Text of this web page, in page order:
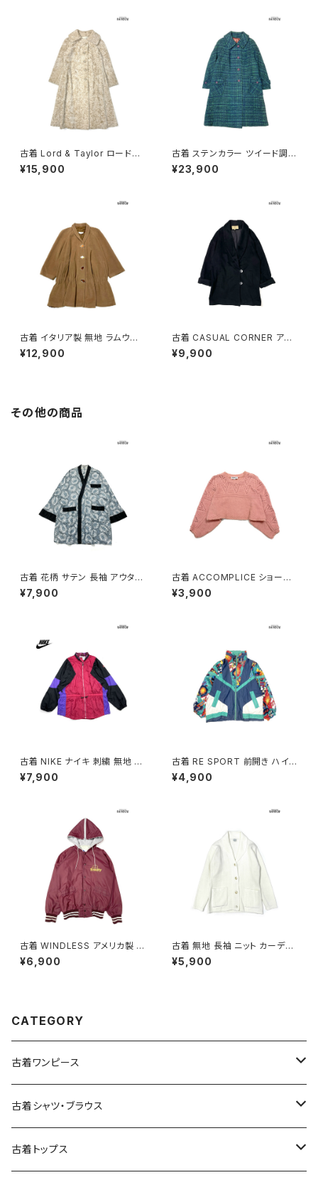
古着 Lord & Taylor ロード＆
テイラー 前開き 無地 ボア フェ
イクファー 長袖 アウター ヘビ
¥15,900
古着 ステンカラー ツイード調
前開き チェック柄 ウール 長袖
アウター ヘビーコート 緑 (ttu2
¥23,900
古着 イタリア製 無地 ラムウー
ル アンゴラ 長袖 アウター ヘビ
ーコート 茶 (ttu2511072)
¥12,900
古着 CASUAL CORNER アメ
リカ製 前開き 無地 ウール 長袖
アウター ヘビーコート 黒 (ttu2
¥9,900
その他の商品
古着 花柄 サテン 長袖 アウター
羽織り 水色 (ttu2501122)
¥7,900
古着 ACCOMPLICE ショート
丈 アメリカ製 無地 長袖 ニット
セーター ピンク (ttu2501058)
¥3,900
古着 NIKE ナイキ 刺繍 無地 ナ
イロン 長袖 アウター アウトドア
ジャケット ピンク (ttu250816
¥7,900
古着 RE SPORT 前開き ハイ
ネック 総柄 ナイロン 長袖 アウ
ター ヘビージャケット 緑 紺 (tt
¥4,900
古着 WINDLESS アメリカ製 前
開き 無地 ワンポイント ナイロ
ン100％ 長袖 アウター ライトジ
¥6,900
古着 無地 長袖 ニット カーディ
ガン 白 (ttu2508107)
¥5,900
CATEGORY
古着ワンピース
古着長袖ワンピース
古着半袖ワンピース
古着シャツ・ブラウス
古着長袖シャツ・ブラウス
古着トップス